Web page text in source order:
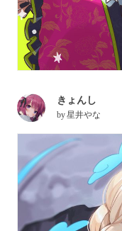
きょんし
by星井やな